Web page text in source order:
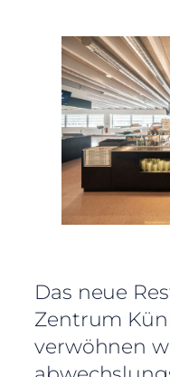
Das neue
Zentrum
verwöhnen